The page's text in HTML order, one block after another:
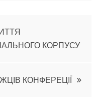
КОРПУСУ
КОНФЕРЕЦІЇ